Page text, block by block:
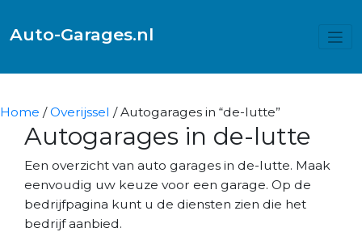
Auto-Garages.nl
Home /Overijssel / Autogarages in “de-lutte”
Autogarages in de-lutte
Een overzicht van auto garages in de-lutte. Maak
eenvoudig uw keuze voor een garage. Op de
bedrijfpagina kunt u de diensten zien die het
bedrijf aanbied.